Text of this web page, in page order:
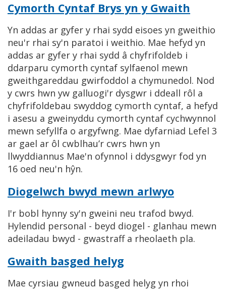
Cymorth Cyntaf Brys yn y Gwaith
Yn addas ar gyfer y rhai sydd eisoes yn gweithio
neu'r rhai sy'n paratoi i weithio. Mae hefyd yn
addas ar gyfer y rhai sydd â chyfrifoldeb i
ddarparu cymorth cyntaf sylfaenol mewn
gweithgareddau gwirfoddol a chymunedol. Nod
y cwrs hwn yw galluogi'r dysgwr i ddeall rôl a
chyfrifoldebau swyddog cymorth cyntaf, a hefyd
i asesu a gweinyddu cymorth cyntaf cychwynnol
mewn sefyllfa o argyfwng. Mae dyfarniad Lefel 3
ar gael ar ôl cwblhau’r cwrs hwn yn
llwyddiannus Mae'n ofynnol i ddysgwyr fod yn
16 oed neu'n hŷn.
Diogelwch bwyd mewn arlwyo
I'r bobl hynny sy'n gweini neu trafod bwyd.
Hylendid personal - beyd diogel - glanhau mewn
adeiladau bwyd - gwastraff a rheolaeth pla.
Gwaith basged helyg
Mae cyrsiau gwneud basged helyg yn rhoi